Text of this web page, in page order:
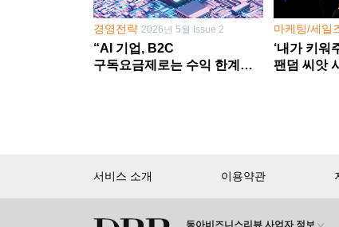
경영전략 2026년 5월 Issue 2
“AI 기업, B2C
구독요금제로는 수익 한계
마케팅/세일
‘내가 키워
팬덤 씨앗
서비스 소개 이용약관
동아비즈니스리뷰 사업자 정보